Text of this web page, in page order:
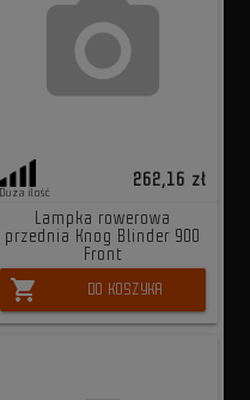
Duża ilość
262,16 zł
Lampka rowerowa
przednia Knog Blinder 900
Front
shopping_cart DO KOSZYKA